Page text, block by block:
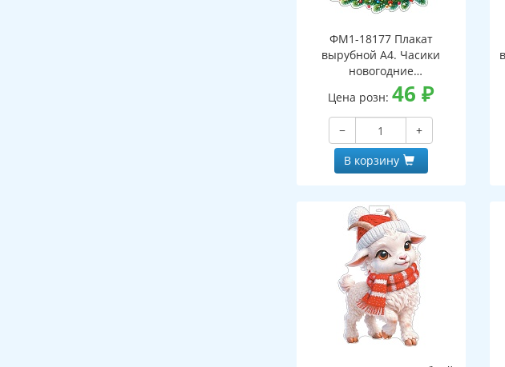
ФМ1-18177 Плакат
вырубной А4. Часики
новогодние
(двухсторонний, ВД-лак)
Цена розн:46₽
−
+
В корзину